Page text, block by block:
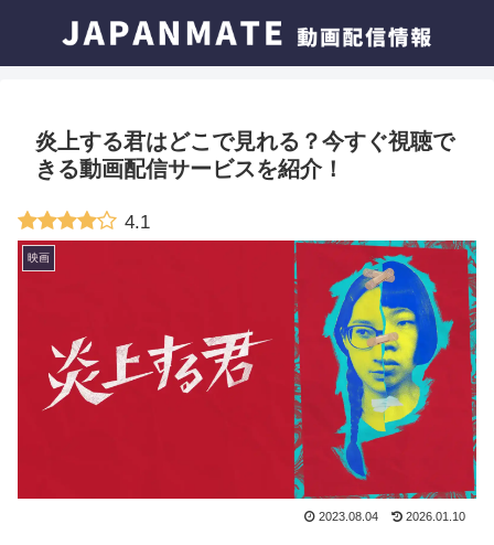
炎上する君はどこで見れる？今すぐ視聴で
きる動画配信サービスを紹介！
4.1
映画
2023.08.04 2026.01.10